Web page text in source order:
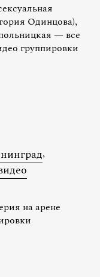
Одинцова),
— все
группировки
,
на арене